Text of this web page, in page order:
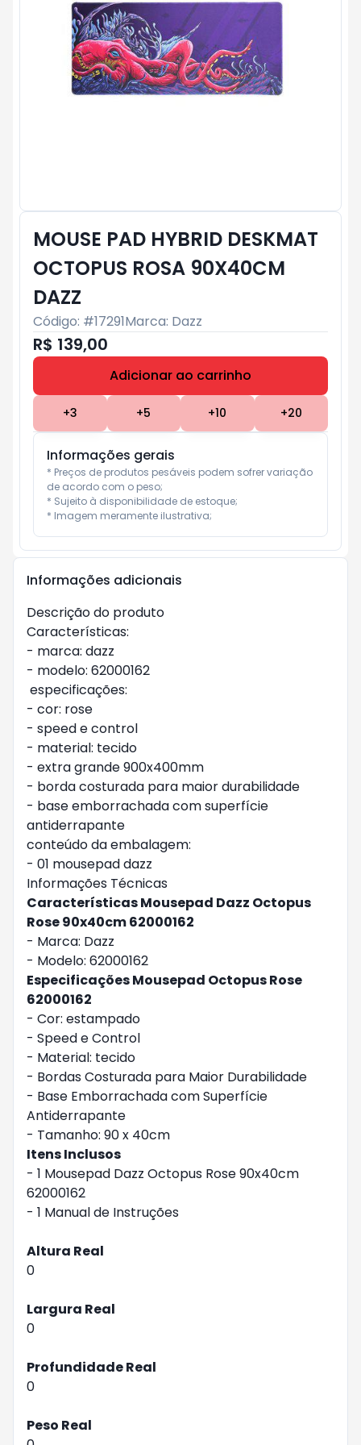
MOUSE PAD HYBRID DESKMAT
OCTOPUS ROSA 90X40CM
DAZZ
Código: #17291Marca: Dazz
R$ 139,00
Adicionar ao carrinho
+3 +5 +10 +20
Informações gerais
* Preços de produtos pesáveis podem sofrer variação
de acordo com o peso;
* Sujeito à disponibilidade de estoque;
* Imagem meramente ilustrativa;
Informações adicionais
Descrição do produto
Características:
- marca: dazz
- modelo: 62000162
especificações:
- cor: rose
- speed e control
- material: tecido
- extra grande 900x400mm
- borda costurada para maior durabilidade
- base emborrachada com superfície
antiderrapante
conteúdo da embalagem:
- 01 mousepad dazz
Informações Técnicas
Características Mousepad Dazz Octopus
Rose 90x40cm 62000162
- Marca: Dazz
- Modelo: 62000162
Especificações Mousepad Octopus Rose
62000162
- Cor: estampado
- Speed e Control
- Material: tecido
- Bordas Costurada para Maior Durabilidade
- Base Emborrachada com Superfície
Antiderrapante
- Tamanho: 90 x 40cm
Itens Inclusos
- 1 Mousepad Dazz Octopus Rose 90x40cm
62000162
- 1 Manual de Instruções
Altura Real
0
Largura Real
0
Profundidade Real
0
Peso Real